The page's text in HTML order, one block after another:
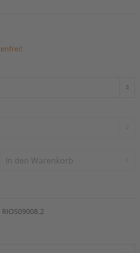
In den Warenkorb
RIOS09008.2